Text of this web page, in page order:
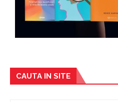
CAUTA IN SITE